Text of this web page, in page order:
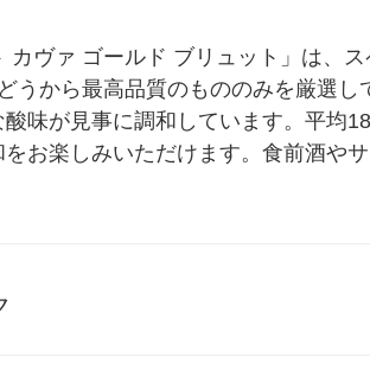
カヴァ ゴールド ブリュット」は、
うから最高品質のもののみを厳選
味が見事に調和しています。平均
お楽しみいただけます。食前酒や